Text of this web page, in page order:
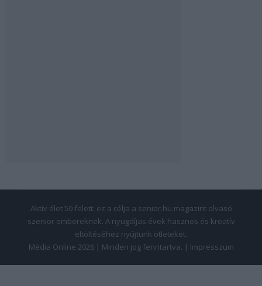
Aktív élet 50 felett: ez a célja a senior.hu magazint olvasó
szenior embereknek. A nyugdíjas évek hasznos és kreatív
eltöltéséhez nyújtunk ötleteket.
Média Online 2026 | Minden jog fenntartva. | Impresszum